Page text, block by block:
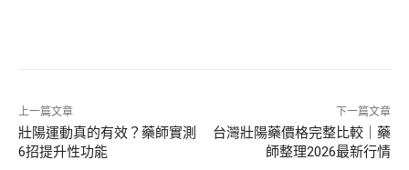
上一篇文章
壯陽運動真的有效？藥師實測
6招提升性功能
下一篇文章
台灣壯陽藥價格完整比較｜藥
師整理2026最新行情